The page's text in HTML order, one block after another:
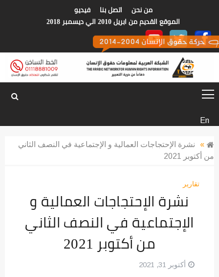
من نحن اتصل بنا
فيديو
الموقع القديم من ابريل 2010 الي ديسمبر 2018
لمعلومات حقوق
En
»
نشرة الإحتجاجات العمالية و الإجتماعية في النصف الثاني
من أكتوبر 2021
تقارير
نشرة الإحتجاجات العمالية و
الإجتماعية في النصف الثاني
من أكتوبر 2021
أكتوبر 31, 2021